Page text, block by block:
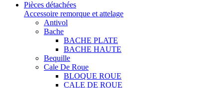
Pièces détachées
Accessoire remorque et attelage
Antivol
Bache
BACHE PLATE
BACHE HAUTE
Bequille
Cale De Roue
BLOQUE ROUE
CALE DE ROUE